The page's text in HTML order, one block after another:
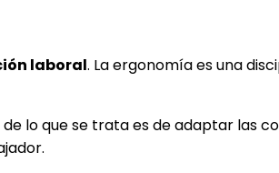
laboral. La ergonomía es una
lo que se trata es de adaptar las